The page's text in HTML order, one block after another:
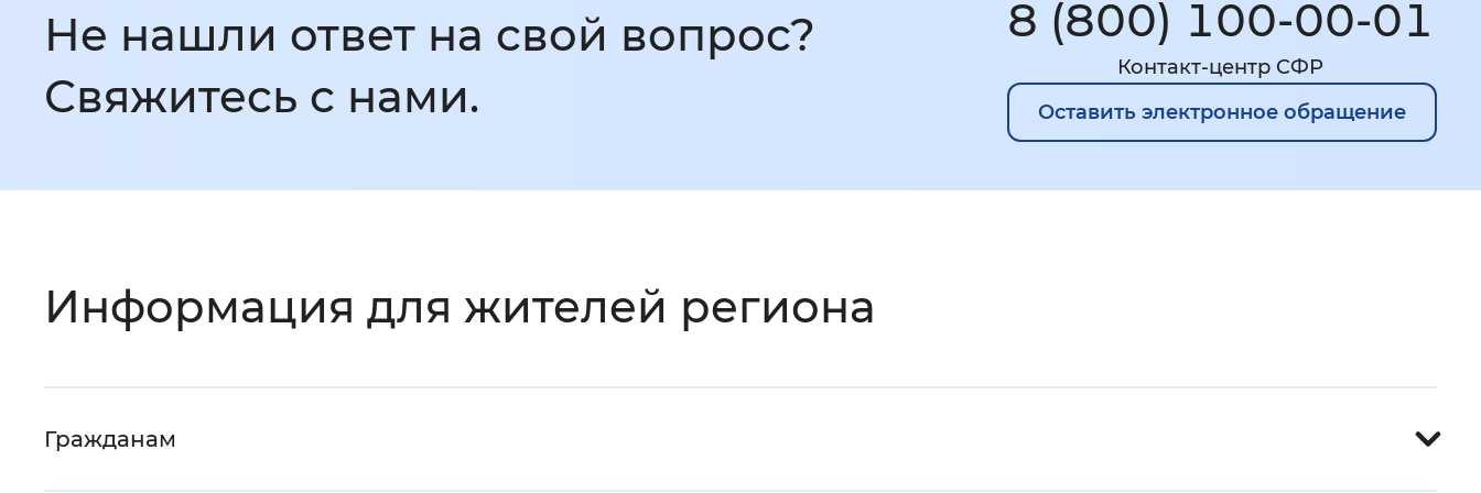
Не нашли ответ на свой вопрос?
Свяжитесь с нами.
8 (800) 100-00-01
Контакт-центр CФР
Оставить электронное обращение
Информация для жителей региона
Гражданам